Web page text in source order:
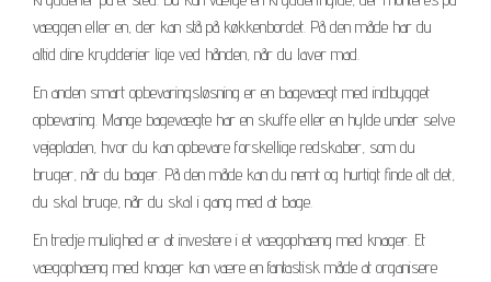
væggen eller en, der kan stå på køkkenbordet. På den måde har du
altid dine krydderier lige ved hånden, når du laver mad.
En anden smart opbevaringsløsning er en bagevægt med indbygget
opbevaring. Mange bagevægte har en skuffe eller en hylde under selve
vejepladen, hvor du kan opbevare forskellige redskaber, som du
bruger, når du bager. På den måde kan du nemt og hurtigt finde alt det,
du skal bruge, når du skal i gang med at bage.
En tredje mulighed er at investere i et vægophæng med knager. Et
vægophæng med knager kan være en fantastisk måde at organisere